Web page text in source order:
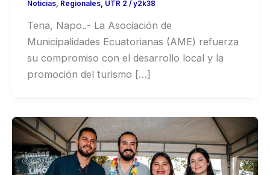
Noticias, Regionales, UTR 2 /y2k38
Tena, Napo..- La Asociación de
Municipalidades Ecuatorianas (AME) refuerza
su compromiso con el desarrollo local y la
promoción del turismo […]